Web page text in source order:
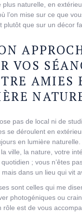
plus naturelle, en
l’on mise sur ce que
plutôt que sur un décor
VOS
AMIES
pas de local ni de
se déroulent en
en lumière naturelle.
ville, la nature, votre
; vous n’êtes
dans un lieu qui vit
sont celles qui me
photogéniques ou
rôle est de vous